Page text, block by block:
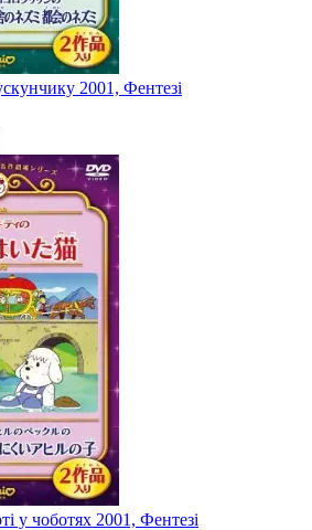
2001, Фентезі
у чоботях 2001, Фентезі